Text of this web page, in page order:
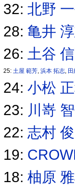
32:北野
28: 亀井
26: 土谷
25:土屋 範芳,浜本 拓志, 田
24:小松
23: 川嵜
22: 志村
19:
18:柚原